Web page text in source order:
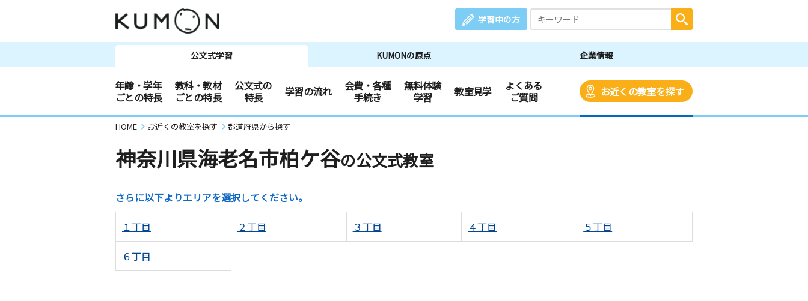
学習中の方
公文式学習 KUMONの原点 企業情報
年齢・学年
ごとの特長
教科・教材
ごとの特長
公文式の
特長
学習の流れ
会費・各種
手続き
無料体験
学習
教室見学
よくある
ご質問
お近くの教室を探す
HOME お近くの教室を探す 都道府県から探す
神奈川県海老名市柏ケ谷の公文式教室
さらに以下よりエリアを選択してください。
１丁目 ２丁目 ３丁目 ４丁目 ５丁目
６丁目